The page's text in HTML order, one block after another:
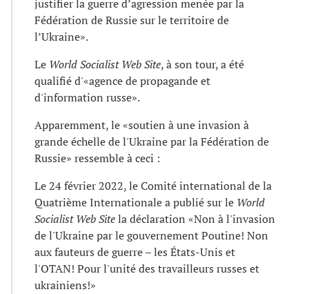
justifier la guerre d’agression menée par la
Fédération de Russie sur le territoire de
l’Ukraine».
Le World Socialist Web Site, à son tour, a été
qualifié d'«agence de propagande et
d'information russe».
Apparemment, le «soutien à une invasion à
grande échelle de l'Ukraine par la Fédération de
Russie» ressemble à ceci :
Le 24 février 2022, le Comité international de la
Quatrième Internationale a publié sur le World
Socialist Web Sitela déclaration «Non à l'invasion
de l'Ukraine par le gouvernement Poutine! Non
aux fauteurs de guerre – les États-Unis et
l'OTAN! Pour l'unité des travailleurs russes et
ukrainiens!»